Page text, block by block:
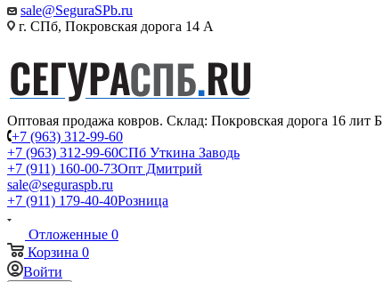
sale@SeguraSPb.ru
г. СПб, Покровская дорога 14 А
Оптовая продажа ковров. Склад: Покровская дорога 16 лит Б
+7 (963) 312-99-60
+7 (963) 312-99-60СПб Уткина Заводь
+7 (911) 160-00-73Опт Дмитрий
sale@seguraspb.ru
+7 (911) 179-40-40Розница
Отложенные 0
Корзина 0
Войти